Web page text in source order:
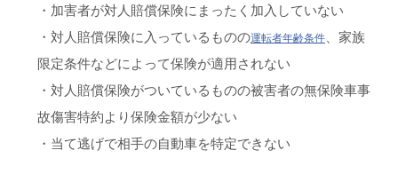
・加害者が対人賠償保険にまったく加入していない
・対人賠償保険に入っているものの運転者年齢条件、家族
限定条件などによって保険が適用されない
・対人賠償保険がついているものの被害者の無保険車事
故傷害特約より保険金額が少ない
・当て逃げで相手の自動車を特定できない